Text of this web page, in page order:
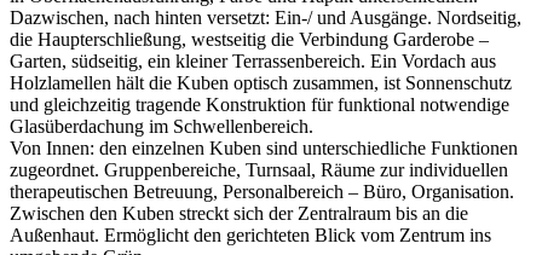
Dazwischen, nach hinten versetzt: Ein-/ und Ausgänge. Nordseitig,
die Haupterschließung, westseitig die Verbindung Garderobe –
Garten, südseitig, ein kleiner Terrassenbereich. Ein Vordach aus
Holzlamellen hält die Kuben optisch zusammen, ist Sonnenschutz
und gleichzeitig tragende Konstruktion für funktional notwendige
Glasüberdachung im Schwellenbereich.
Von Innen: den einzelnen Kuben sind unterschiedliche Funktionen
zugeordnet. Gruppenbereiche, Turnsaal, Räume zur individuellen
therapeutischen Betreuung, Personalbereich – Büro, Organisation.
Zwischen den Kuben streckt sich der Zentralraum bis an die
Außenhaut. Ermöglicht den gerichteten Blick vom Zentrum ins